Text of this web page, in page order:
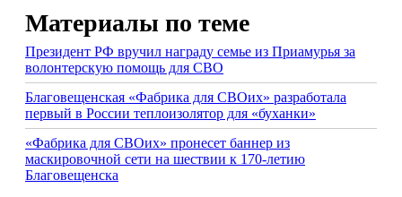
Материалы по теме
Президент РФ вручил награду семье из Приамурья за
волонтерскую помощь для СВО
Благовещенская «Фабрика для СВОих» разработала
первый в России теплоизолятор для «буханки»
«Фабрика для СВОих» пронесет баннер из
маскировочной сети на шествии к 170-летию
Благовещенска